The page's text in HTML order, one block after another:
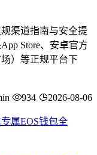
渠道指南与安全提
Store、安卓官方
）等正规平台下
934 2026-08-06